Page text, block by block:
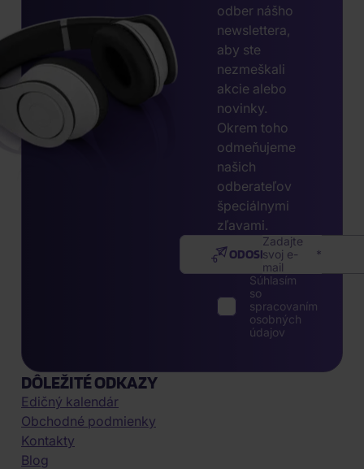
odber nášho
newslettera,
aby ste
nezmeškali
akcie alebo
novinky.
Okrem toho
odmeňujeme
našich
odberateľov
špeciálnymi
zľavami.
Zadajte
svoj e-
mail
ODOSLAŤ
Súhlasím
so
spracovaním
osobných
údajov
DÔLEŽITÉ ODKAZY
Edičný kalendár
Obchodné podmienky
Kontakty
Blog